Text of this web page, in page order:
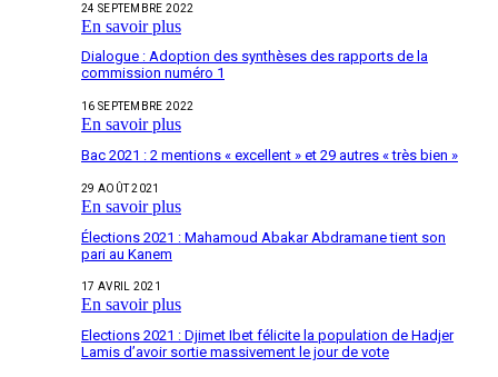
24 SEPTEMBRE 2022
En savoir plus
Dialogue : Adoption des synthèses des rapports de la
commission numéro 1
16 SEPTEMBRE 2022
En savoir plus
Bac 2021 : 2 mentions « excellent » et 29 autres « très bien »
29 AOÛT 2021
En savoir plus
Élections 2021 : Mahamoud Abakar Abdramane tient son
pari au Kanem
17 AVRIL 2021
En savoir plus
Elections 2021 : Djimet Ibet félicite la population de Hadjer
Lamis d’avoir sortie massivement le jour de vote